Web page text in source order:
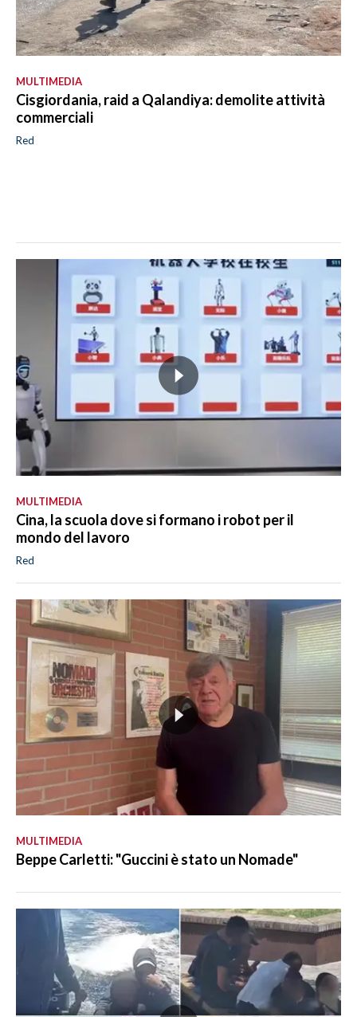
MULTIMEDIA
Cisgiordania, raid a Qalandiya: demolite attività
commerciali
Red
MULTIMEDIA
Cina, la scuola dove si formano i robot per il
mondo del lavoro
Red
MULTIMEDIA
Beppe Carletti: "Guccini è stato un Nomade"